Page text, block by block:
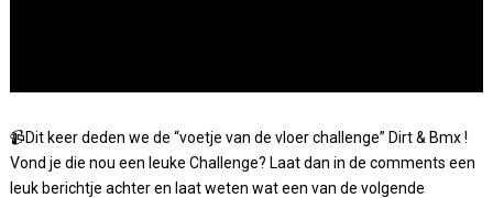
📹Dit keer deden we de “voetje van de vloer challenge” Dirt & Bmx !
Vond je die nou een leuke Challenge? Laat dan in de comments een
leuk berichtje achter en laat weten wat een van de volgende